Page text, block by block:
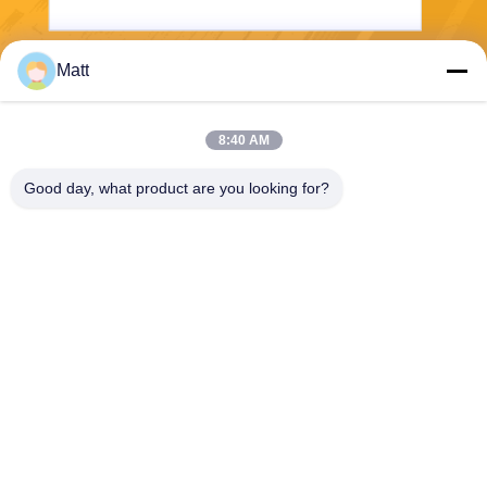
Matt
8:40 AM
Good day, what product are you looking for?